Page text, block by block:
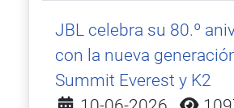
JBL celebra su 80.º
con la nueva
Summit Everest y K2